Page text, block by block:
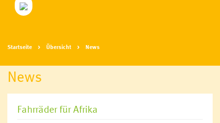
Startseite Übersicht News
News
Fahrräder für Afrika